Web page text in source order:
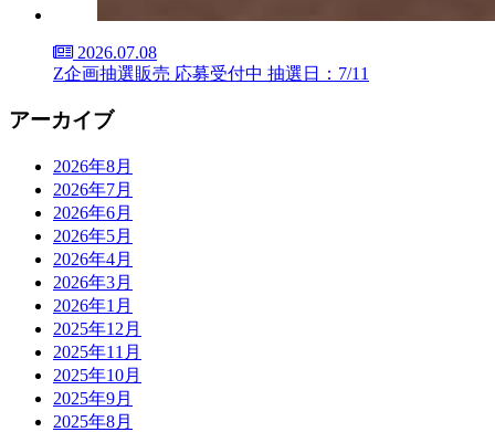
2026.07.08
Z企画抽選販売 応募受付中 抽選日：7/11
アーカイブ
2026年8月
2026年7月
2026年6月
2026年5月
2026年4月
2026年3月
2026年1月
2025年12月
2025年11月
2025年10月
2025年9月
2025年8月